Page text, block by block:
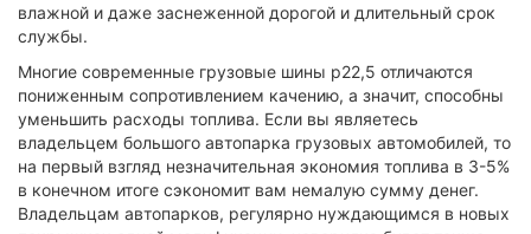
влажной и даже заснеженной дорогой и длительный срок
службы.
Многие современные грузовые шины р22,5 отличаются
пониженным сопротивлением качению, а значит, способны
уменьшить расходы топлива. Если вы являетесь
владельцем большого автопарка грузовых автомобилей, то
на первый взгляд незначительная экономия топлива в 3-5%
в конечном итоге сэкономит вам немалую сумму денег.
Владельцам автопарков, регулярно нуждающимся в новых